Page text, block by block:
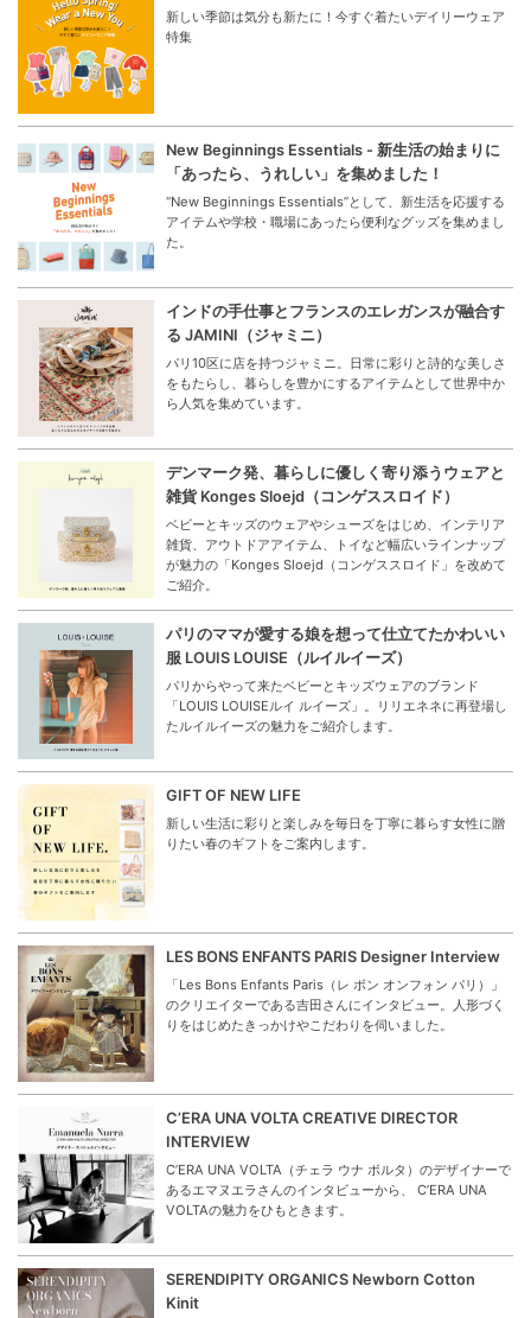
新しい季節は気分も新たに！今すぐ着たいデイリーウェア
特集
New Beginnings Essentials - 新生活の始まりに
「あったら、うれしい」を集めました！
“New Beginnings Essentials”として、新生活を応援する
アイテムや学校・職場にあったら便利なグッズを集めまし
た。
インドの手仕事とフランスのエレガンスが融合す
る JAMINI（ジャミニ）
パリ10区に店を持つジャミニ。日常に彩りと詩的な美しさ
をもたらし、暮らしを豊かにするアイテムとして世界中か
ら人気を集めています。
デンマーク発、暮らしに優しく寄り添うウェアと
雑貨 Konges Sloejd（コンゲススロイド）
ベビーとキッズのウェアやシューズをはじめ、インテリア
雑貨、アウトドアアイテム、トイなど幅広いラインナップ
が魅力の「Konges Sloejd（コンゲススロイド」を改めて
ご紹介。
パリのママが愛する娘を想って仕立てたかわいい
服 LOUIS LOUISE（ルイルイーズ）
パリからやって来たベビーとキッズウェアのブランド
「LOUIS LOUISEルイ ルイーズ」。リリエネネに再登場し
たルイルイーズの魅力をご紹介します。
GIFT OF NEW LIFE
新しい生活に彩りと楽しみを毎日を丁寧に暮らす女性に贈
りたい春のギフトをご案内します。
LES BONS ENFANTS PARIS Designer Interview
「Les Bons Enfants Paris（レ ボン オンフォン パリ）」
のクリエイターである吉田さんにインタビュー。人形づく
りをはじめたきっかけやこだわりを伺いました。
C’ERA UNA VOLTA CREATIVE DIRECTOR
INTERVIEW
C’ERA UNA VOLTA（チェラ ウナ ボルタ）のデザイナーで
あるエマヌエラさんのインタビューから、 C’ERA UNA
VOLTAの魅力をひもときます。
SERENDIPITY ORGANICS Newborn Cotton
Kinit